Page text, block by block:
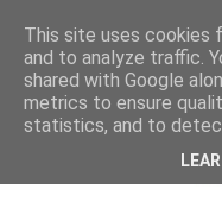
This site uses cookies
and to analyze traffic.
shared with Google
metrics to ensure
statistics, and to